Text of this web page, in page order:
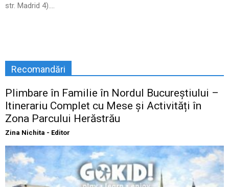
str. Madrid 4)....
Recomandări
Plimbare în Familie în Nordul Bucureștiului –
Itinerariu Complet cu Mese și Activități în
Zona Parcului Herăstrău
Zina Nichita - Editor